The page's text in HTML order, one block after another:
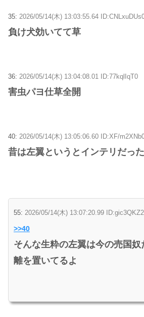
35: 2026/05/14(木) 13:03:55.64
負け犬効いてて草
36: 2026/05/14(木) 13:04:08.01 ID:77kqlIqT0
害虫パヨ仕草全開
40: 2026/05/14(木) 13:05:06.60 ID:XF/
昔は左翼というとインテリだった
55: 2026/05/14(木) 13:07:20.99
>>40
そんな生粋の左翼は今の売国
離を置いてるよ